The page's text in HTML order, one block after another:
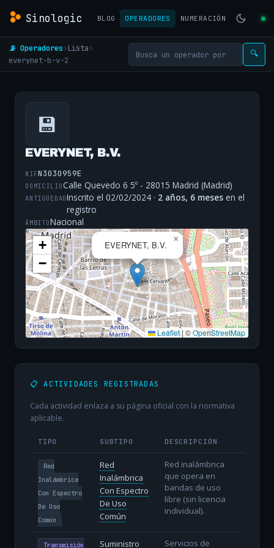
Sinologic BLOG OPERADORES NUMERACIÓN
📡 Operadores› Lista›
everynet-b-v-2
🔍
💾
EVERYNET, B.V.
NIFN3030959E
DOMICILIOCalle Quevedo 6 5º - 28015 Madrid (Madrid)
ANTIGÜEDADInscrito el 02/02/2024 · 2 años, 6 meses en el
registro
ÁMBITONacional
EVERYNET, B.V.
×
+
−
Leaflet| ©OpenStreetMap
📋 ACTIVIDADES REGISTRADAS
Cada actividad enlaza a su página oficial con la normativa
aplicable.
TIPO SUBTIPO DESCRIPCIÓN
Red
Inalámbrica
Con Espectro
De Uso
Común
Red
Inalámbrica
Con Espectro
De Uso
Común
Red inalámbrica
que opera en
bandas de uso
libre (sin licencia
individual).
Transmisión Suministro Servicios de